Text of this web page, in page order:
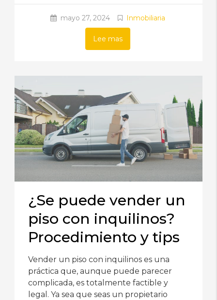
mayo 27, 2024 Inmobiliaria
Lee mas
¿Se puede vender un
piso con inquilinos?
Procedimiento y tips
Vender un piso con inquilinos es una
práctica que, aunque puede parecer
complicada, es totalmente factible y
legal. Ya sea que seas un propietario